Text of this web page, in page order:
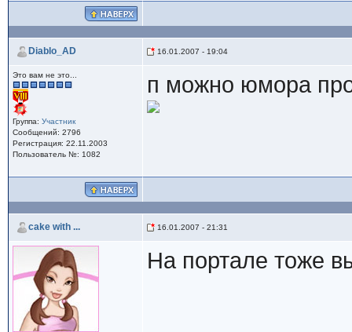
Diablo_AD 16.01.2007 - 19:04
Это вам не это...
Группа: Участник
Сообщений: 2796
Регистрация: 22.11.2003
Пользователь №: 1082
п можно юмора
cake with ... 16.01.2007 - 21:31
На портале тоже